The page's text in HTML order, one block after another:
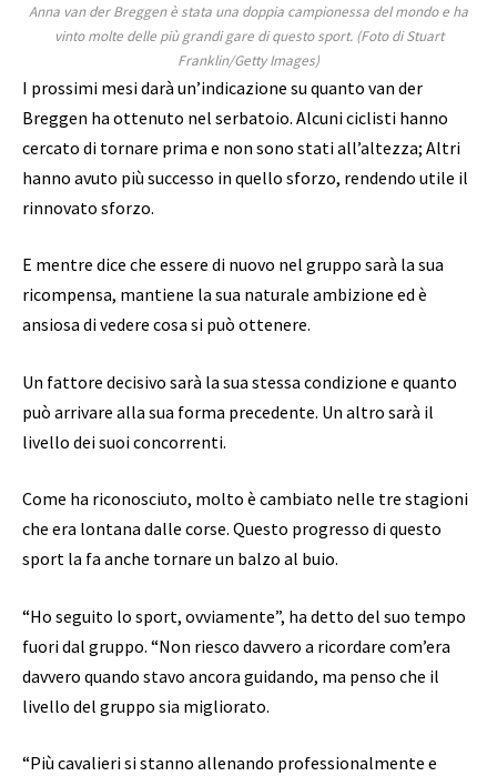
Anna van der Breggen è stata una doppia campionessa del mondo e ha
vinto molte delle più grandi gare di questo sport. (Foto di Stuart
Franklin/Getty Images)
I prossimi mesi darà un’indicazione su quanto van der
Breggen ha ottenuto nel serbatoio. Alcuni ciclisti hanno
cercato di tornare prima e non sono stati all’altezza; Altri
hanno avuto più successo in quello sforzo, rendendo utile il
rinnovato sforzo.
E mentre dice che essere di nuovo nel gruppo sarà la sua
ricompensa, mantiene la sua naturale ambizione ed è
ansiosa di vedere cosa si può ottenere.
Un fattore decisivo sarà la sua stessa condizione e quanto
può arrivare alla sua forma precedente. Un altro sarà il
livello dei suoi concorrenti.
Come ha riconosciuto, molto è cambiato nelle tre stagioni
che era lontana dalle corse. Questo progresso di questo
sport la fa anche tornare un balzo al buio.
“Ho seguito lo sport, ovviamente”, ha detto del suo tempo
fuori dal gruppo. “Non riesco davvero a ricordare com’era
davvero quando stavo ancora guidando, ma penso che il
livello del gruppo sia migliorato.
“Più cavalieri si stanno allenando professionalmente e